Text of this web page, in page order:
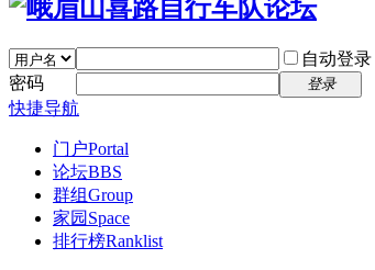
自动登录
密码
登录
快捷导航
门户Portal
论坛BBS
群组Group
家园 Space
排行榜Ranklist